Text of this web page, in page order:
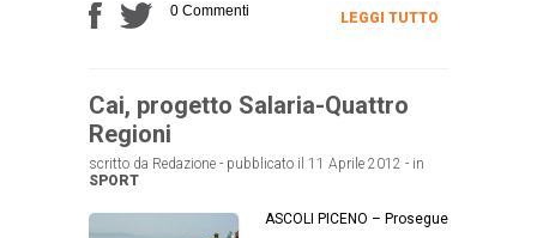
0 Commenti LEGGI TUTTO
Cai, progetto Salaria-Quattro
Regioni
scritto da Redazione - pubblicato il 11 Aprile 2012 - in
SPORT
ASCOLI PICENO – Prosegue